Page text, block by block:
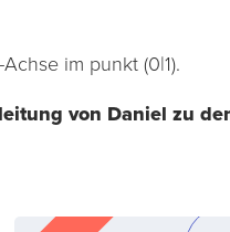
im punkt (0|1).
von Daniel zu